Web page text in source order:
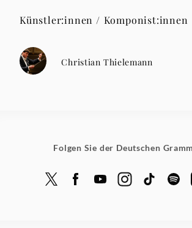
Künstler:innen / Komponist:innen
Christian Thielemann
Folgen Sie der Deutschen